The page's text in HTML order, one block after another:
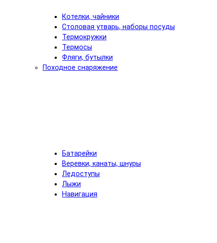
Котелки, чайники
Столовая утварь, наборы посуды
Термокружки
Термосы
Фляги, бутылки
Походное снаряжение
Батарейки
Веревки, канаты, шнуры
Ледоступы
Лыжи
Навигация